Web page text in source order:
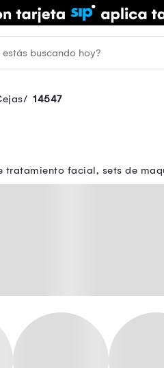
14547
tratamiento facial, sets de